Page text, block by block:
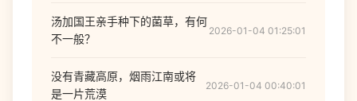
汤加国王亲手种下的菌草，有何
不一般？
2026-01-04 01:25:01
没有青藏高原，烟雨江南或将
是一片荒漠
2026-01-04 00:40:01